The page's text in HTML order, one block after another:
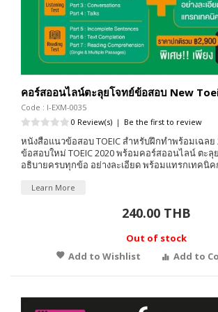
คอร์สออนไลน์ตะลุยโจทย์ข้อสอบ New
Code : I-EXM-0035
0 Review(s) | Be the first to review
หนังสือแนวข้อสอบ TOEIC สำหรับฝึกทำพร้อมเฉลย
ข้อสอบใหม่ TOEIC 2020 พร้อมคอร์สออนไลน์ ตะ
อธิบายครบทุกข้อ อย่างละเอียด พร้อมแทรกเทคนิ
Learn More
240.00 THB
Out of stock
Add to Wishlist
Add to